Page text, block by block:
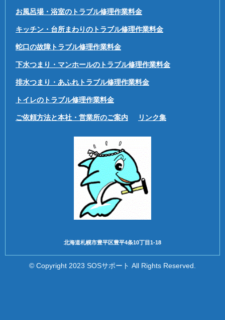
お風呂場・浴室のトラブル修理作業料金
キッチン・台所まわりのトラブル修理作業料金
蛇口の故障トラブル修理作業料金
下水つまり・マンホールのトラブル修理作業料金
排水つまり・あふれトラブル修理作業料金
トイレのトラブル修理作業料金
ご依頼方法と本社・営業所のご案内 リンク集
北海道札幌市豊平区豊平4条10丁目1-18
© Copyright 2023 SOSサポート All Rights Reserved.